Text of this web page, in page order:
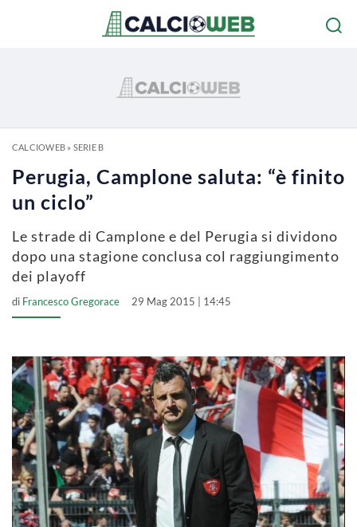
CALCIOWEB» SERIE B
Perugia, Camplone saluta: “è finito
un ciclo”
Le strade di Camplone e del Perugia si dividono
dopo una stagione conclusa col raggiungimento
dei playoff
di Francesco Gregorace 29 Mag 2015 | 14:45